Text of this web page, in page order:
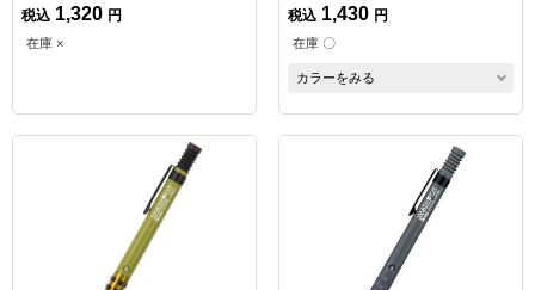
税込 1,320 円
在庫 ×
税込 1,430 円
在庫 〇
カラーをみる